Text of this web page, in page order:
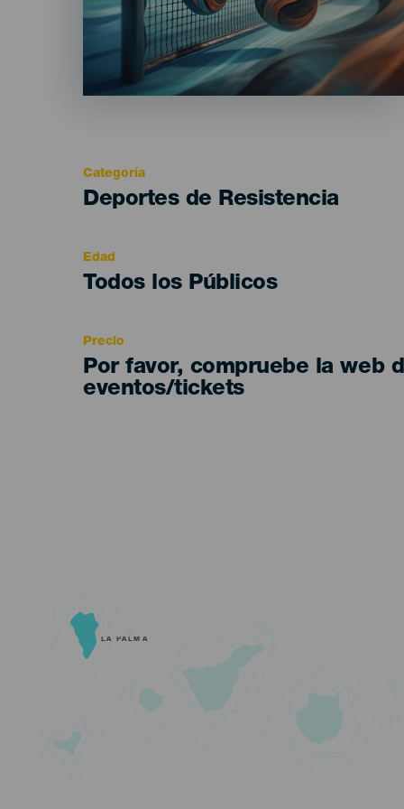
Categoría
Categoría
Deportes de Resistencia
Edad
Edad
Todos los Públicos
Precio
Por favor, compruebe la web
eventos/tickets
LA PALMA